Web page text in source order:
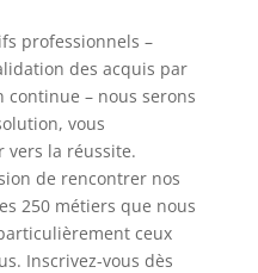
professionnels –
des acquis par
continue – nous serons
vous
vers la réussite.
de rencontrer nos
250 métiers que nous
ceux
Inscrivez-vous dès